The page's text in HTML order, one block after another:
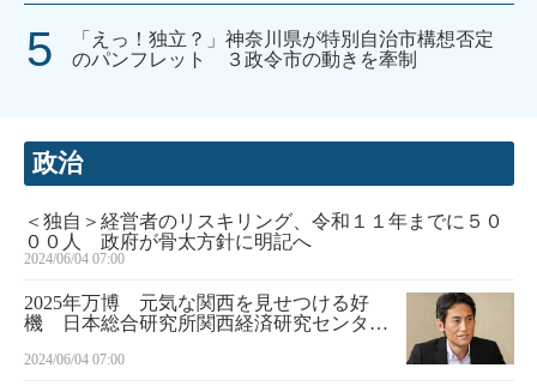
「えっ！独立？」神奈川県が特別自治市構想否定
のパンフレット ３政令市の動きを牽制
政治
＜独自＞経営者のリスキリング、令和１１年までに５０
００人 政府が骨太方針に明記へ
2024/06/04 07:00
2025年万博 元気な関西を見せつける好
機 日本総合研究所関西経済研究センタ
外編
2024/06/04 07:00